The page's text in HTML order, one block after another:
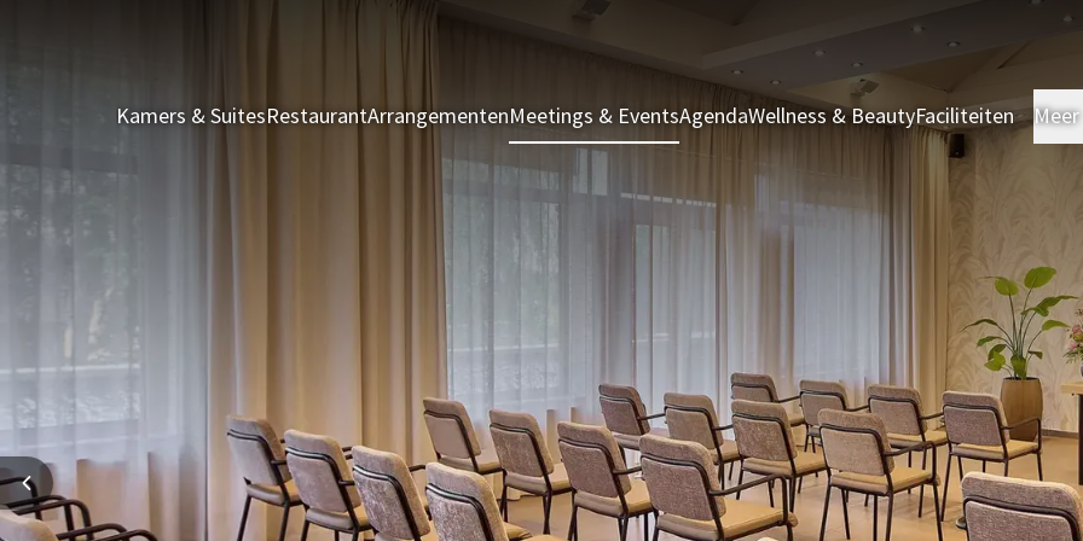
Kamers & SuitesRestaurantArrangementenMeetings & EventsAgendaWellness & BeautyFaciliteiten Meer